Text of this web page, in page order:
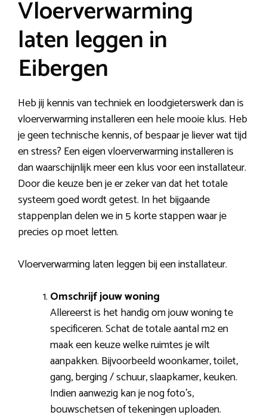
Vloerverwarming
laten leggen in
Eibergen
Heb jij kennis van techniek en loodgieterswerk dan is
vloerverwarming installeren een hele mooie klus. Heb
je geen technische kennis, of bespaar je liever wat tijd
en stress? Een eigen vloerverwarming installeren is
dan waarschijnlijk meer een klus voor een installateur.
Door die keuze ben je er zeker van dat het totale
systeem goed wordt getest. In het bijgaande
stappenplan delen we in 5 korte stappen waar je
precies op moet letten.
Vloerverwarming laten leggen bij een installateur.
Omschrijf jouw woning
Allereerst is het handig om jouw woning te
specificeren. Schat de totale aantal m2 en
maak een keuze welke ruimtes je wilt
aanpakken. Bijvoorbeeld woonkamer, toilet,
gang, berging / schuur, slaapkamer, keuken.
Indien aanwezig kan je nog foto’s,
bouwschetsen of tekeningen uploaden.